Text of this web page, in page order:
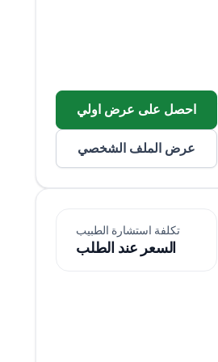
احصل على عرض اولي
عرض الملف الشخصي
تكلفة استشارة الطبيب
السعر عند الطلب